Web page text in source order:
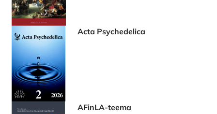
Acta Psychedelica
AFinLA-teema